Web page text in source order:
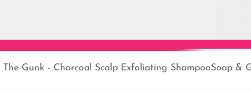
Gunk - Charcoal Scalp Exfoliating ShampooSoap &